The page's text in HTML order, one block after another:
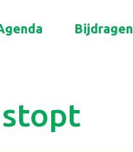
Bijdragen